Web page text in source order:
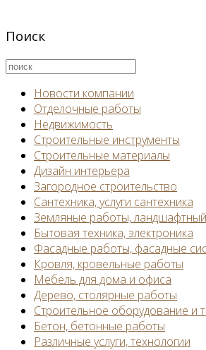
Поиск
Новости компании
Отделочные работы
Недвижимость
Строительные инструменты
Строительные материалы
Дизайн интерьера
Загородное строительство
Сантехника, услуги сантехника
Земляные работы,
Бытовая техника, электроника
Фасадные работы, фасадные
Кровля, кровельные работы
Мебель для дома и офиса
Дерево, столярные работы
Строительное оборудование и
Бетон, бетонные работы
Различные услуги, технологии